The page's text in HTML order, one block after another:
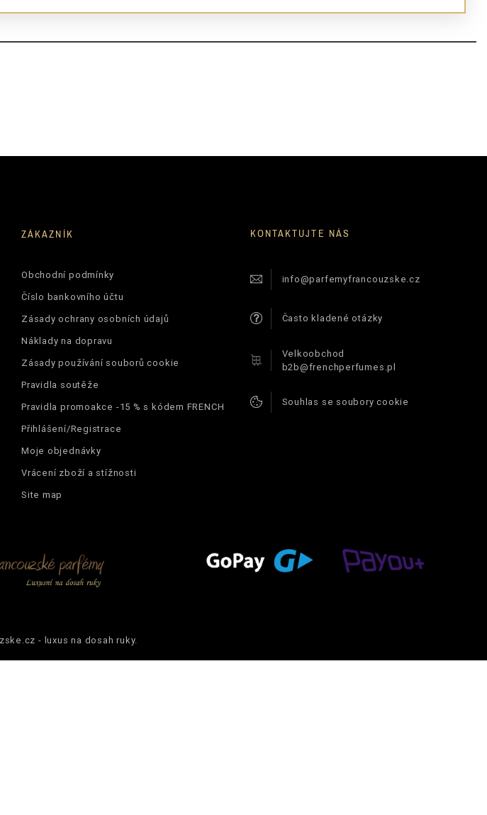
ZÁKAZNÍK
Obchodní podmínky
Číslo bankovního účtu
Zásady ochrany osobních údajů
Náklady na dopravu
Zásady používání souborů cookie
Pravidla soutěže
Pravidla promoakce -15 % s kódem FRENCH
Přihlášení/Registrace
Moje objednávky
Vrácení zboží a stížnosti
Site map
KONTAKTUJTE NÁS
info@parfemyfrancouzske.cz
Často kladené otázky
Velkoobchod
b2b@frenchperfumes.pl
Souhlas se soubory cookie
- luxus na dosah ruky.